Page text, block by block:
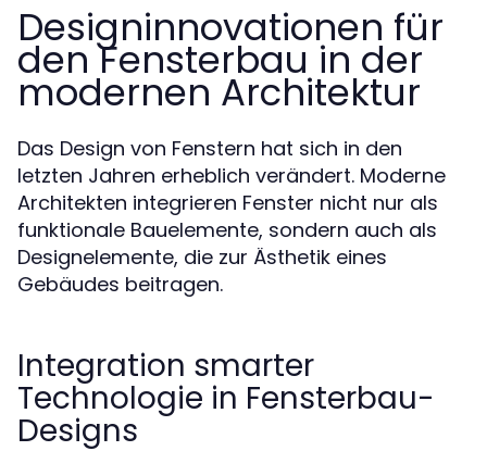
Designinnovationen für
den Fensterbau in der
modernen Architektur
Das Design von Fenstern hat sich in den
letzten Jahren erheblich verändert. Moderne
Architekten integrieren Fenster nicht nur als
funktionale Bauelemente, sondern auch als
Designelemente, die zur Ästhetik eines
Gebäudes beitragen.
Integration smarter
Technologie in Fensterbau-
Designs